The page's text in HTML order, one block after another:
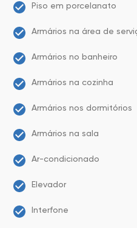
Piso em porcelanato
Armários na área de
Armários no banheiro
Armários na cozinha
Armários nos dormitórios
Armários na sala
Ar-condicionado
Elevador
Interfone